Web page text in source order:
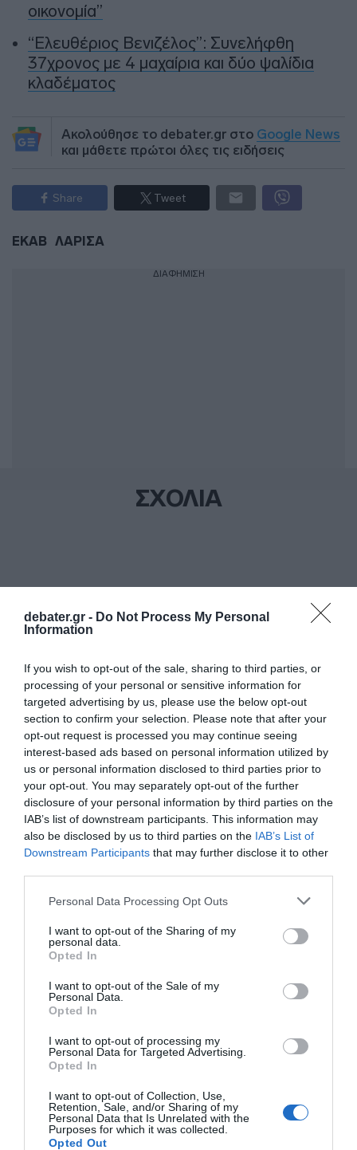
debater.gr - Do Not Process My Personal
Information
If you wish to opt-out of the sale, sharing to third parties, or
processing of your personal or sensitive information for
targeted advertising by us, please use the below opt-out
section to confirm your selection. Please note that after your
opt-out request is processed you may continue seeing
interest-based ads based on personal information utilized by
us or personal information disclosed to third parties prior to
your opt-out. You may separately opt-out of the further
disclosure of your personal information by third parties on the
IAB’s list of downstream participants. This information may
also be disclosed by us to third parties on the IAB’s List of
Downstream Participants that may further disclose it to other
Please note that this website/app uses one or more Google
not limited to your visit or usage behaviour. You may click to
grant or deny consent to Google and its third-party tags to
use your data for below specified purposes in below Google
consent section.
Personal Data Processing Opt Outs
I want to opt-out of the Sharing of my
personal data.
Opted In
I want to opt-out of the Sale of my
Personal Data.
Opted In
I want to opt-out of processing my
Personal Data for Targeted Advertising.
Opted In
I want to opt-out of Collection, Use,
Retention, Sale, and/or Sharing of my
Personal Data that Is Unrelated with the
Purposes for which it was collected.
Opted Out
οικονομία”
“Ελευθέριος Βενιζέλος”: Συνελήφθη
37χρονος με 4 μαχαίρια και δύο ψαλίδια
κλαδέματος
Ακολούθησε το debater.gr στο Google News
και μάθετε πρώτοι όλες τις ειδήσεις
Share Tweet
ΕΚΑΒ ΛΑΡΙΣΑ
ΔΙΑΦΗΜΙΣΗ
ΣΧΟΛΙΑ
ΕΛΛΑΔΑ